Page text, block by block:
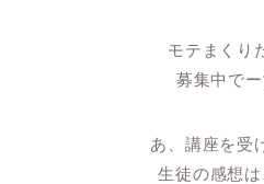
モテまくり
募集中でー
あ、講座を受
生徒の感想